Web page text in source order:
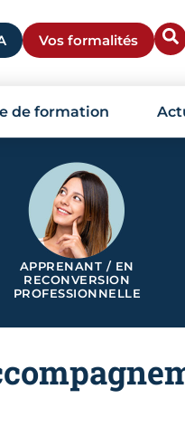
Vos formalités
de formation
APPRENANT / EN
RECONVERSION
PROFESSIONNELLE